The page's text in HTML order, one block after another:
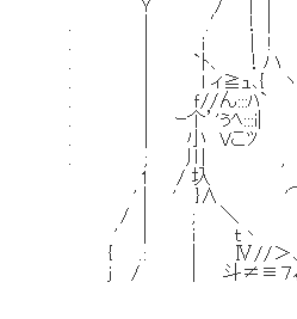
Ｙ´ / | | |
. | .′ ！
. | i | !
. | `ﾄ､ ！ハ
. | l ィ≧ｭ､{ ヽ
. | ｆ//ん:::ﾊ`
. | ｰ个’'ぅﾍ:::i| '
. | 小 V
. ; 川 , ﾊ | l
1 /
' | ' }∧ '⌒ヽ 从
/ | ; ＼
' | i ｔ
{ .: | Ⅳ//＞
j / | 斗≠≡